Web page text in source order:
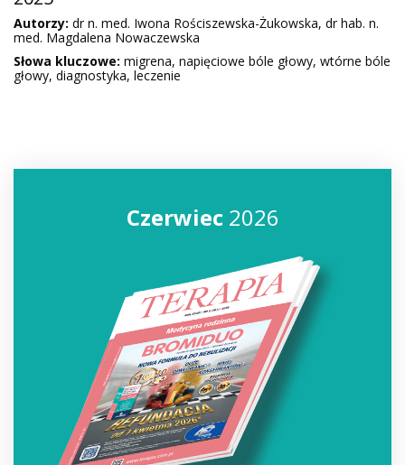
Autorzy: dr n. med. Iwona Rościszewska-Żukowska, dr hab. n.
med. Magdalena Nowaczewska
Słowa kluczowe: migrena, napięciowe bóle głowy, wtórne bóle
głowy, diagnostyka, leczenie
Czerwiec2026